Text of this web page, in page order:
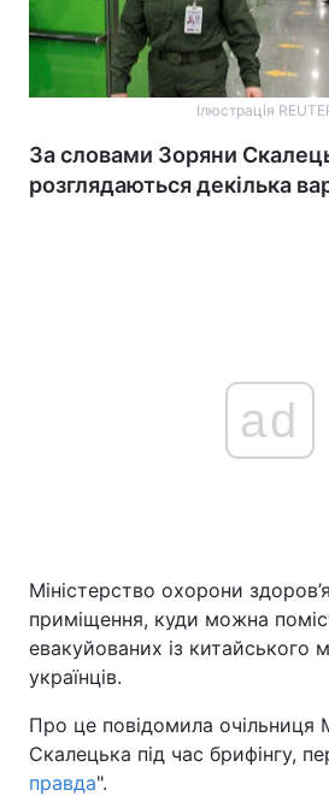
Ілюстрація
За словами Зоряни
розглядаються декілька
ad
Міністерство охорони
приміщення, куди можна
евакуйованих із китайського
українців.
Про це повідомила
Скалецька під час брифінгу,
правда".